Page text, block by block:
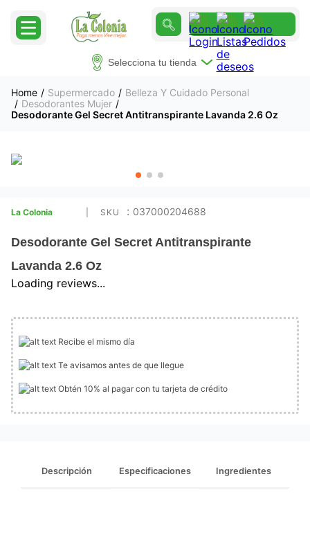
Selecciona tu tienda
Supermercado
Belleza Y Cuidado Personal
Desodorantes Mujer
Desodorante Gel Secret Antitranspirante Lavanda 2.6 Oz
La Colonia : 037000204688
Desodorante Gel Secret Antitranspirante
Lavanda 2.6 Oz
Loading reviews...
Recibe el mismo día
Te avisamos antes de que llegue
Obtén 10% al pagar con tu tarjeta de crédito
Descripción Especificaciones Ingredientes